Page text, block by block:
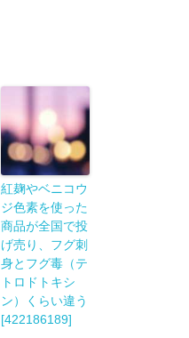
紅麹やベニコウ
ジ色素を使った
商品が全国で投
げ売り、フグ刺
身とフグ毒（テ
トロドトキシ
ン）くらい違う
[422186189]